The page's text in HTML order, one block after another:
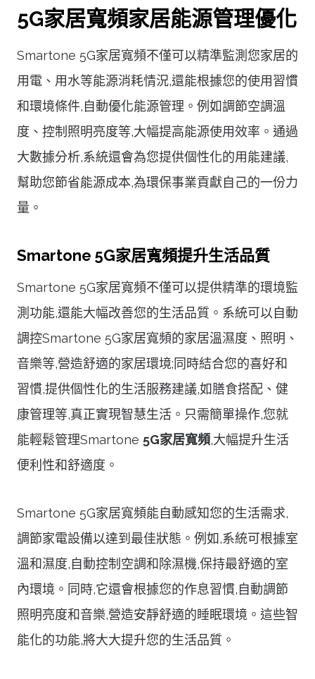
5G家居寬頻家居能源管理優化
Smartone 5G家居寬頻不僅可以精準監測您家居的
用電、用水等能源消耗情況,還能根據您的使用習慣
和環境條件,自動優化能源管理。例如調節空調溫
度、控制照明亮度等,大幅提高能源使用效率。通過
大數據分析,系統還會為您提供個性化的用能建議,
幫助您節省能源成本,為環保事業貢獻自己的一份力
量。
Smartone 5G家居寬頻提升生活品質
Smartone 5G家居寬頻不僅可以提供精準的環境監
測功能,還能大幅改善您的生活品質。系統可以自動
調控Smartone 5G家居寬頻的家居溫濕度、照明、
音樂等,營造舒適的家居環境;同時結合您的喜好和
習慣,提供個性化的生活服務建議,如膳食搭配、健
康管理等,真正實現智慧生活。只需簡單操作,您就
能輕鬆管理Smartone 5G家居寬頻,大幅提升生活
便利性和舒適度。
Smartone 5G家居寬頻能自動感知您的生活需求,
調節家電設備以達到最佳狀態。例如,系統可根據室
溫和濕度,自動控制空調和除濕機,保持最舒適的室
內環境。同時,它還會根據您的作息習慣,自動調節
照明亮度和音樂,營造安靜舒適的睡眠環境。這些智
能化的功能,將大大提升您的生活品質。